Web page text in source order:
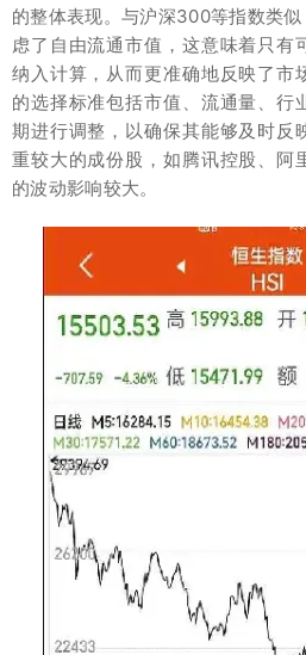
的整体表现。与沪深300等指数类
虑了自由流通市值，这意味着只有
纳入计算，从而更准确地反映了市
的选择标准包括市值、流通量、行
期进行调整，以确保其能够及时反
重较大的成份股，如腾讯控股、阿
的波动影响较大。